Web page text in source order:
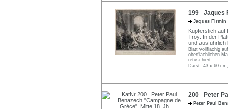
199 Jaques
Jaques
Kupferstich auf
Troy. In der
und ausführlich
Blatt vollflächig
oberflächlichen
retuschiert.
Darst. 43 x 60
200 Peter
Peter Paul